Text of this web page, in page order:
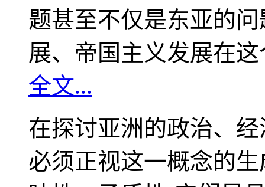
题甚至不仅是东亚的
展、帝国主义发展在
全文...
在探讨亚洲的政治、
必须正视这一概念的